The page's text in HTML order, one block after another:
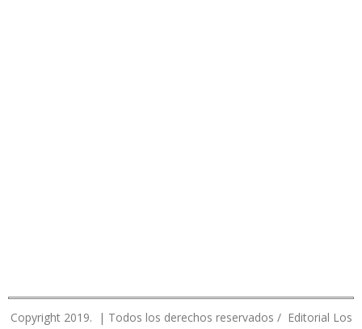
Copyright 2019. | Todos los derechos reservados / Editorial Los